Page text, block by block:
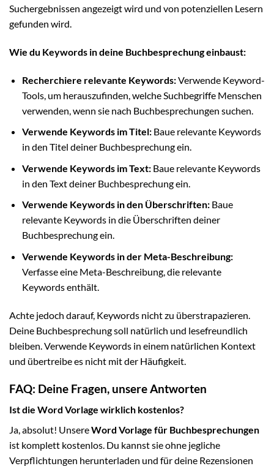
Suchergebnissen angezeigt wird und von potenziellen Lesern
gefunden wird.
Wie du Keywords in deine Buchbesprechung einbaust:
Recherchiere relevante Keywords:Verwende Keyword-
Tools, um herauszufinden, welche Suchbegriffe Menschen
verwenden, wenn sie nach Buchbesprechungen suchen.
Verwende Keywords im Titel:Baue relevante Keywords
in den Titel deiner Buchbesprechung ein.
Verwende Keywords im Text:Baue relevante Keywords
in den Text deiner Buchbesprechung ein.
Verwende Keywords in den Überschriften:Baue
relevante Keywords in die Überschriften deiner
Buchbesprechung ein.
Verwende Keywords in der Meta-Beschreibung:
Verfasse eine Meta-Beschreibung, die relevante
Keywords enthält.
Achte jedoch darauf, Keywords nicht zu überstrapazieren.
Deine Buchbesprechung soll natürlich und lesefreundlich
bleiben. Verwende Keywords in einem natürlichen Kontext
und übertreibe es nicht mit der Häufigkeit.
FAQ: Deine Fragen, unsere Antworten
Ist die Word Vorlage wirklich kostenlos?
Ja, absolut! UnsereWord Vorlage für Buchbesprechungen
ist komplett kostenlos. Du kannst sie ohne jegliche
Verpflichtungen herunterladen und für deine Rezensionen